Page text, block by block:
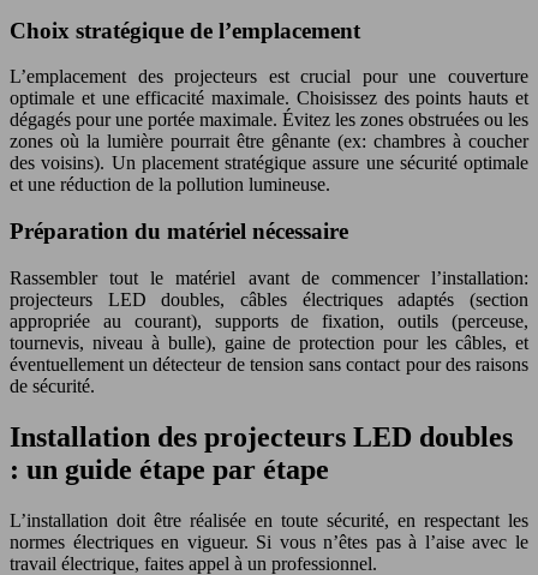
Choix stratégique de l’emplacement
L’emplacement des projecteurs est crucial pour une couverture
optimale et une efficacité maximale. Choisissez des points hauts et
dégagés pour une portée maximale. Évitez les zones obstruées ou les
zones où la lumière pourrait être gênante (ex: chambres à coucher
des voisins). Un placement stratégique assure une sécurité optimale
et une réduction de la pollution lumineuse.
Préparation du matériel nécessaire
Rassembler tout le matériel avant de commencer l’installation:
projecteurs LED doubles, câbles électriques adaptés (section
appropriée au courant), supports de fixation, outils (perceuse,
tournevis, niveau à bulle), gaine de protection pour les câbles, et
éventuellement un détecteur de tension sans contact pour des raisons
de sécurité.
Installation des projecteurs LED doubles
: un guide étape par étape
L’installation doit être réalisée en toute sécurité, en respectant les
normes électriques en vigueur. Si vous n’êtes pas à l’aise avec le
travail électrique, faites appel à un professionnel.